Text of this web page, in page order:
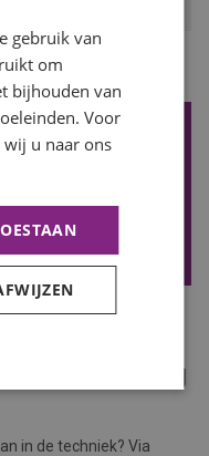
... 8
ontvangen? Schrijf je
in Noord-
uitdaging
in de techniek? Via
gebruik van
om
bijhouden van
Voor
u naar ons